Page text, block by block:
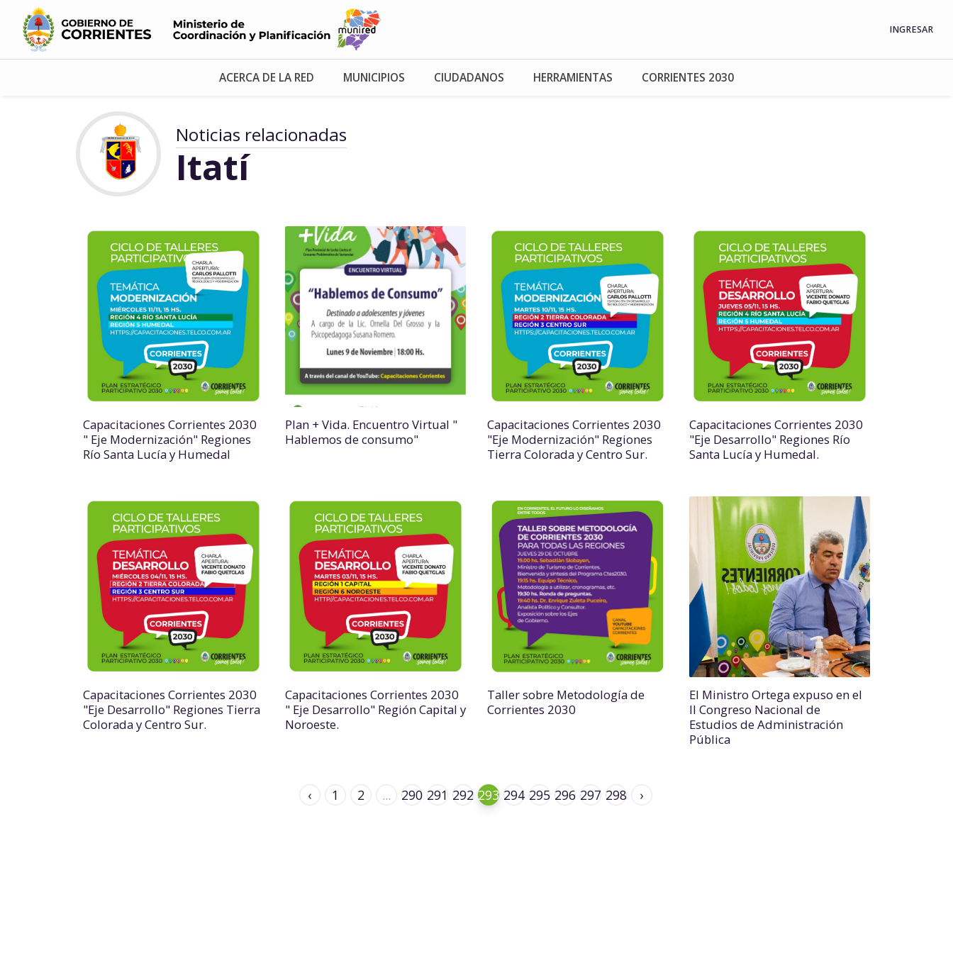
INGRESAR
ACERCA DE LA RED MUNICIPIOS CIUDADANOS HERRAMIENTAS CORRIENTES 2030
Noticias relacionadas
Itatí
Capacitaciones Corrientes 2030
" Eje Modernización" Regiones
Río Santa Lucía y Humedal
Plan + Vida. Encuentro Virtual "
Hablemos de consumo"
Capacitaciones Corrientes 2030
"Eje Modernización" Regiones
Tierra Colorada y Centro Sur.
Capacitaciones Corrientes 2030
"Eje Desarrollo" Regiones Río
Santa Lucía y Humedal.
Capacitaciones Corrientes 2030
"Eje Desarrollo" Regiones Tierra
Colorada y Centro Sur.
Capacitaciones Corrientes 2030
" Eje Desarrollo" Región Capital y
Noroeste.
Taller sobre Metodología de
Corrientes 2030
El Ministro Ortega expuso en el
II Congreso Nacional de
Estudios de Administración
Pública
‹ 1 2 ... 290 291 292 293 294 295 296 297 298 ›